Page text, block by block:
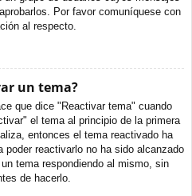
Por favor comuníquese con
al respecto.
un tema?
que dice "Reactivar tema" cuando
el tema al principio de la primera
entonces el tema reactivado ha
poder reactivarlo no ha sido alcanzado
tema respondiendo al mismo, sin
de hacerlo.